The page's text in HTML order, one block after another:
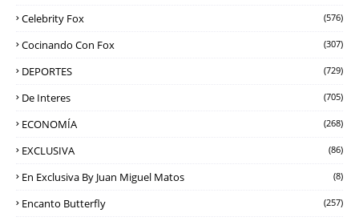
Celebrity Fox (576)
Cocinando Con Fox (307)
DEPORTES (729)
De Interes (705)
ECONOMÍA (268)
EXCLUSIVA (86)
En Exclusiva By Juan Miguel Matos (8)
Encanto Butterfly (257)